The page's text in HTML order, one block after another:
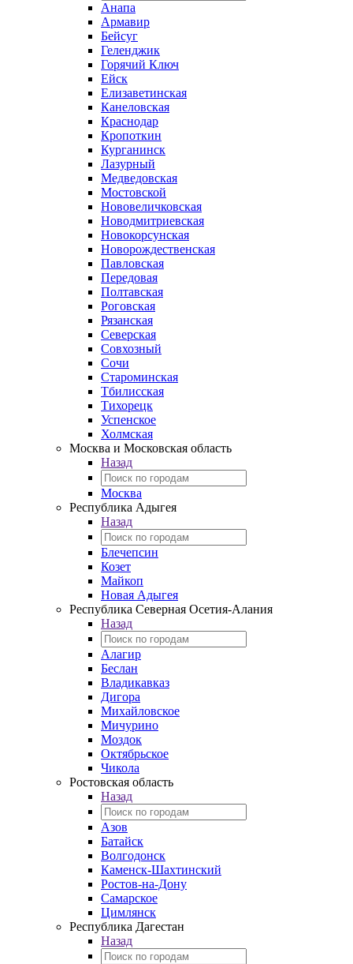
Анапа
Армавир
Бейсуг
Геленджик
Горячий Ключ
Ейск
Елизаветинская
Канеловская
Краснодар
Кропоткин
Курганинск
Лазурный
Медведовская
Мостовской
Нововеличковская
Новодмитриевская
Новокорсунская
Новорождественская
Павловская
Передовая
Полтавская
Роговская
Рязанская
Северская
Совхозный
Сочи
Староминская
Тбилисская
Тихорецк
Успенское
Холмская
Москва и Московская область
Назад
Москва
Республика Адыгея
Назад
Блечепсин
Козет
Майкоп
Новая Адыгея
Республика Северная Осетия-Алания
Назад
Алагир
Беслан
Владикавказ
Дигора
Михайловское
Мичурино
Моздок
Октябрьское
Чикола
Ростовская область
Назад
Азов
Батайск
Волгодонск
Каменск-Шахтинский
Ростов-на-Дону
Самарское
Цимлянск
Республика Дагестан
Назад